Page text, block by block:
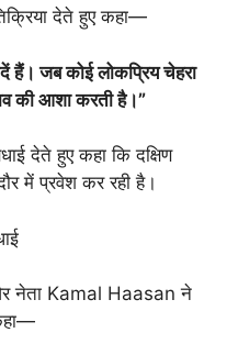
देते हुए कहा—
हैं। जब कोई लोकप्रिय चेहरा
की आशा करती है।”
देते हुए कहा कि दक्षिण
में प्रवेश कर रही है।
नेता Kamal Haasan ने